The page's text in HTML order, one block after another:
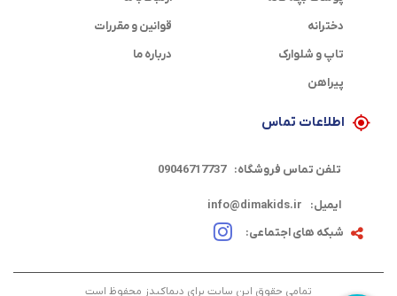
دخترانه
تاپ و شلوارک
پیراهن
قوانین و مقررات
درباره ما
اطلاعات تماس
تلفن تماس فروشگاه: 09046717737
ایمیل:
info@dimakids.ir
شبکه های اجتماعی:
تمامی حقوق این سایت برای دیماکیدز محفوظ است